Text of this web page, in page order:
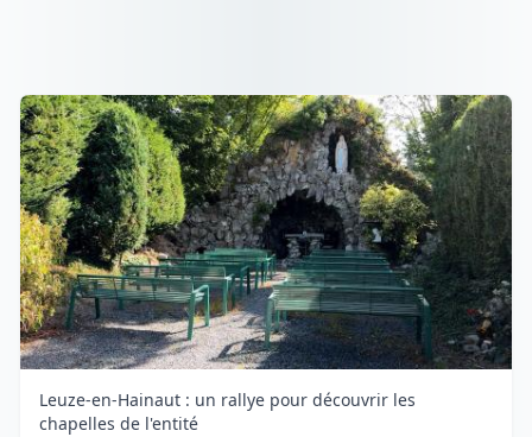
Leuze-en-Hainaut : un rallye pour découvrir les
chapelles de l'entité